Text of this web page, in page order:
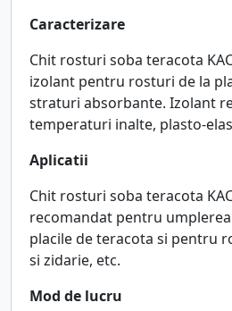
Caracterizare
Chit rosturi soba teracota
izolant pentru rosturi de la
straturi absorbante. Izolant
temperaturi inalte, plasto-
Aplicatii
Chit rosturi soba teracota
recomandat pentru
placile de teracota si pentru
si zidarie, etc.
Mod de lucru